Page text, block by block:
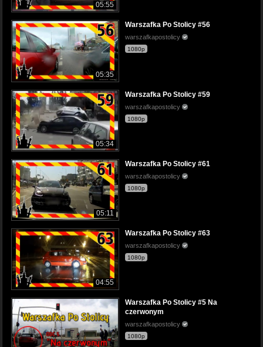
05:55
05:35
Warszafka Po Stolicy #56
warszafkapostolicy
1080p
05:34
Warszafka Po Stolicy #59
warszafkapostolicy
1080p
05:11
Warszafka Po Stolicy #61
warszafkapostolicy
1080p
04:55
Warszafka Po Stolicy #63
warszafkapostolicy
1080p
Warszafka Po Stolicy #5 Na
czerwonym
warszafkapostolicy
1080p